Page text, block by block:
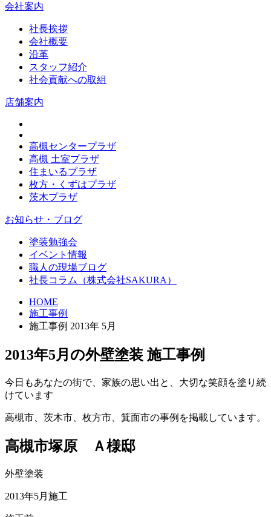
会社案内
社長挨拶
会社概要
沿革
スタッフ紹介
社会貢献への取組
店舗案内
高槻センタープラザ
高槻 土室プラザ
住まいるプラザ
枚方・くずはプラザ
茨木プラザ
お知らせ・ブログ
塗装勉強会
イベント情報
職人の現場ブログ
社長コラム
（株式会社SAKURA）
HOME
施工事例
施工事例 2013年 5月
2013年5月 の外壁塗装 施工事例
今日もあなたの街で、家族の思い出と、大切な笑顔を塗り続
けています
高槻市、茨木市、枚方市、箕面市の事例を掲載しています。
高槻市塚原 Ａ様邸
外壁塗装
2013年5月施工